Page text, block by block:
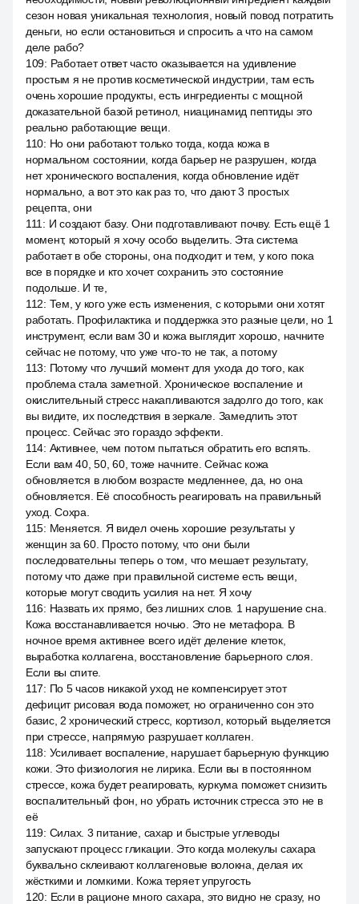
сезон новая уникальная технология, новый повод потратить
деньги, но если остановиться и спросить а что на самом
деле рабо?
109: Работает ответ часто оказывается на удивление
простым я не против косметической индустрии, там есть
очень хорошие продукты, есть ингредиенты с мощной
доказательной базой ретинол, ниацинамид пептиды это
реально работающие вещи.
110: Но они работают только тогда, когда кожа в
нормальном состоянии, когда барьер не разрушен, когда
нет хронического воспаления, когда обновление идёт
нормально, а вот это как раз то, что дают 3 простых
рецепта, они
111 : И создают базу. Они подготавливают почву. Есть ещё 1
момент, который я хочу особо выделить. Эта система
работает в обе стороны, она подходит и тем, у кого пока
все в порядке и кто хочет сохранить это состояние
подольше. И те,
112: Тем, у кого уже есть изменения, с которыми они хотят
работать. Профилактика и поддержка это разные цели, но 1
инструмент, если вам 30 и кожа выглядит хорошо, начните
сейчас не потому, что уже что-то не так, а потому
113: Потому что лучший момент для ухода до того, как
проблема стала заметной. Хроническое воспаление и
окислительный стресс накапливаются задолго до того, как
вы видите, их последствия в зеркале. Замедлить этот
процесс. Сейчас это гораздо эффекти.
114: Активнее, чем потом пытаться обратить его вспять.
Если вам 40, 50, 60, тоже начните. Сейчас кожа
обновляется в любом возрасте медленнее, да, но она
обновляется. Её способность реагировать на правильный
уход. Сохра.
115: Меняется. Я видел очень хорошие результаты у
женщин за 60. Просто потому, что они были
последовательны теперь о том, что мешает результату,
потому что даже при правильной системе есть вещи,
которые могут сводить усилия на нет. Я хочу
116: Назвать их прямо, без лишних слов. 1 нарушение сна.
Кожа восстанавливается ночью. Это не метафора. В
ночное время активнее всего идёт деление клеток,
выработка коллагена, восстановление барьерного слоя.
Если вы спите.
117: По 5 часов никакой уход не компенсирует этот
дефицит рисовая вода поможет, но ограниченно сон это
базис, 2 хронический стресс, кортизол, который выделяется
при стрессе, напрямую разрушает коллаген.
118: Усиливает воспаление, нарушает барьерную функцию
кожи. Это физиология не лирика. Если вы в постоянном
стрессе, кожа будет реагировать, куркума поможет снизить
воспалительный фон, но убрать источник стресса это не в
её
119: Силах. 3 питание, сахар и быстрые углеводы
запускают процесс гликации. Это когда молекулы сахара
буквально склеивают коллагеновые волокна, делая их
жёсткими и ломкими. Кожа теряет упругость
120: Если в рационе много сахара, это видно не сразу, но